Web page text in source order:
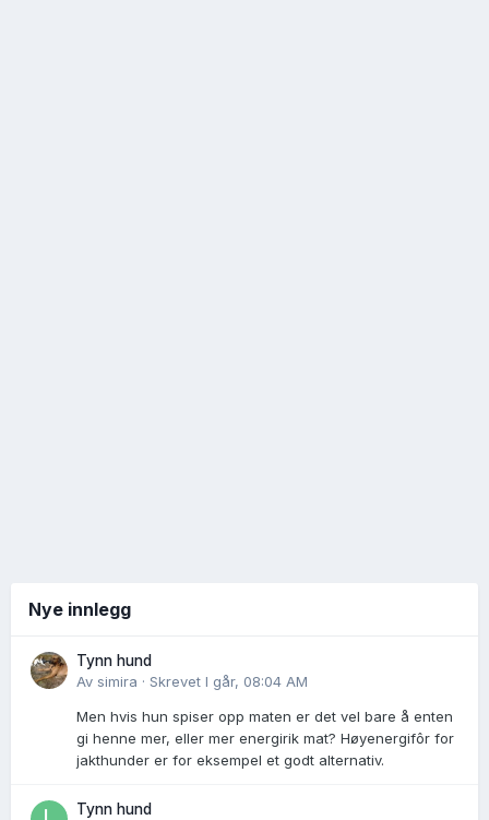
Nye innlegg
Tynn hund
Av simira · Skrevet I går, 08:04 AM
Men hvis hun spiser opp maten er det vel bare å enten
gi henne mer, eller mer energirik mat? Høyenergifôr for
jakthunder er for eksempel et godt alternativ.
Tynn hund